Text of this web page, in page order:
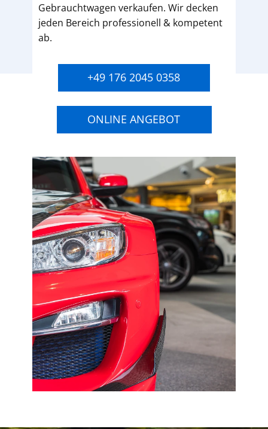
Gebrauchtwagen verkaufen. Wir decken
jeden Bereich professionell & kompetent
ab.
+49 176 2045 0358
ONLINE ANGEBOT